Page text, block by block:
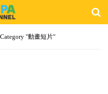
"動畫短片"